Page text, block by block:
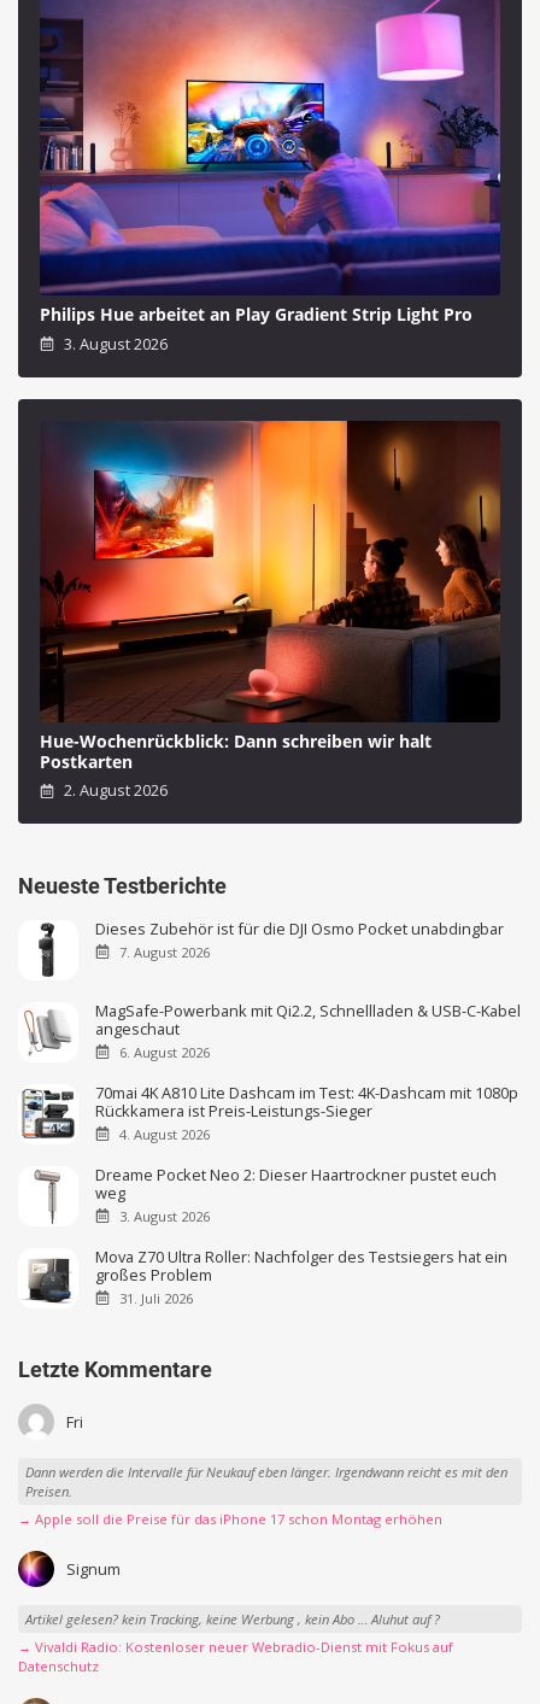
Philips Hue arbeitet an Play Gradient Strip Light Pro
3. August 2026
Hue-Wochenrückblick: Dann schreiben wir halt
Postkarten
2. August 2026
Neueste Testberichte
Dieses Zubehör ist für die DJI Osmo Pocket unabdingbar
7. August 2026
MagSafe-Powerbank mit Qi2.2, Schnellladen & USB-C-Kabel
angeschaut
6. August 2026
70mai 4K A810 Lite Dashcam im Test: 4K-Dashcam mit 1080p
Rückkamera ist Preis-Leistungs-Sieger
4. August 2026
Dreame Pocket Neo 2: Dieser Haartrockner pustet euch
weg
3. August 2026
Mova Z70 Ultra Roller: Nachfolger des Testsiegers hat ein
großes Problem
31. Juli 2026
Letzte Kommentare
Fri
Dann werden die Intervalle für Neukauf eben länger. Irgendwann reicht es mit den
Preisen.
→ Apple soll die Preise für das iPhone 17 schon Montag erhöhen
Signum
Artikel gelesen? kein Tracking, keine Werbung , kein Abo … Aluhut auf ?
→ Vivaldi Radio: Kostenloser neuer Webradio-Dienst mit Fokus auf
Datenschutz